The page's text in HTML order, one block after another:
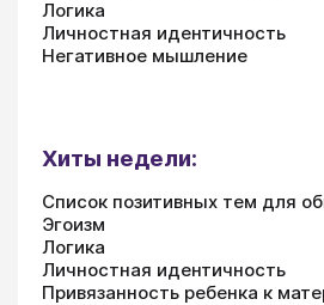
Логика
Личностная идентичность
Негативное мышление
Хиты недели:
Список позитивных тем для
Эгоизм
Логика
Личностная идентичность
Привязанность ребенка к